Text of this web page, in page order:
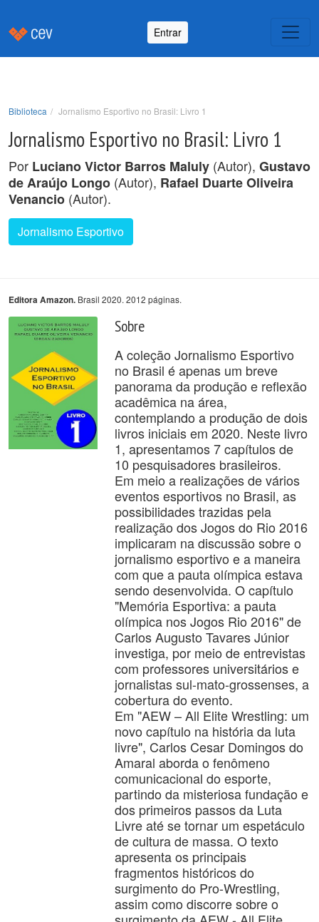
Entrar
Biblioteca Jornalismo Esportivo no Brasil: Livro 1
Jornalismo Esportivo no Brasil: Livro 1
Por Luciano Victor Barros Maluly (Autor), Gustavo
de Araújo Longo (Autor), Rafael Duarte Oliveira
Venancio (Autor).
Jornalismo Esportivo
Editora Amazon. Brasil 2020. 2012 páginas.
Sobre
A coleção Jornalismo Esportivo
no Brasil é apenas um breve
panorama da produção e reflexão
acadêmica na área,
contemplando a produção de dois
livros iniciais em 2020. Neste livro
1, apresentamos 7 capítulos de
10 pesquisadores brasileiros.
Em meio a realizações de vários
eventos esportivos no Brasil, as
possibilidades trazidas pela
realização dos Jogos do Rio 2016
implicaram na discussão sobre o
jornalismo esportivo e a maneira
com que a pauta olímpica estava
sendo desenvolvida. O capítulo
"Memória Esportiva: a pauta
olímpica nos Jogos Rio 2016" de
Carlos Augusto Tavares Júnior
investiga, por meio de entrevistas
com professores universitários e
jornalistas sul-mato-grossenses, a
cobertura do evento.
Em "AEW – All Elite Wrestling: um
novo capítulo na história da luta
livre", Carlos Cesar Domingos do
Amaral aborda o fenômeno
comunicacional do esporte,
partindo da misteriosa fundação e
dos primeiros passos da Luta
Livre até se tornar um espetáculo
de cultura de massa. O texto
apresenta os principais
fragmentos históricos do
surgimento do Pro-Wrestling,
assim como discorre sobre o